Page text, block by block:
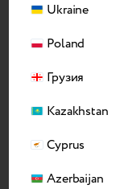
Ukraine
Poland
Грузия
Kazakhstan
Cyprus
Azerbaijan